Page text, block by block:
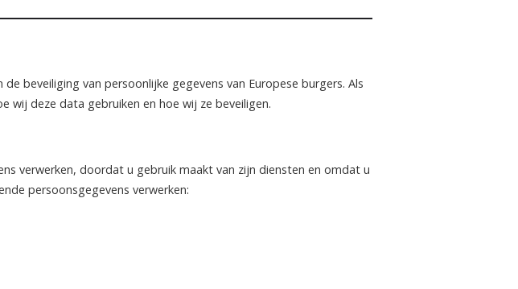
beveiliging van persoonlijke gegevens van Europese burgers. Als
wij deze data gebruiken en hoe wij ze beveiligen.
verwerken, doordat u gebruik maakt van zijn diensten en omdat u
persoonsgegevens verwerken: